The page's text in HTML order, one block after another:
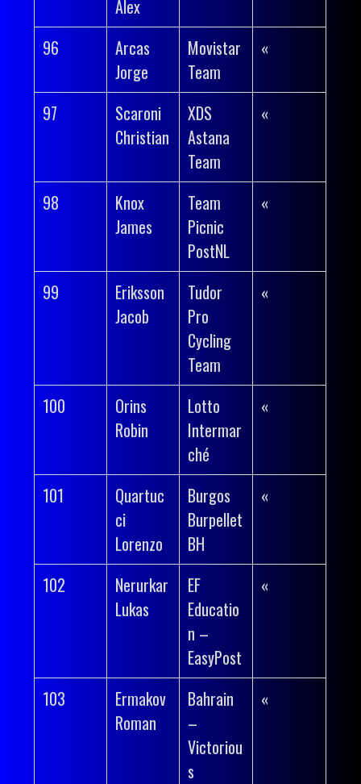
Alex
96
Arcas
Jorge
Movistar
Team
«
97
Scaroni
Christian
XDS
Astana
Team
«
98
Knox
James
Team
Picnic
PostNL
«
99
Eriksson
Jacob
Tudor
Pro
Cycling
Team
«
100
Orins
Robin
Lotto
Intermar
ché
«
101
Quartuc
ci
Lorenzo
Burgos
Burpellet
BH
«
102
Nerurkar
Lukas
EF
Educatio
n –
EasyPost
«
103
Ermakov
Roman
Bahrain
–
Victoriou
s
«